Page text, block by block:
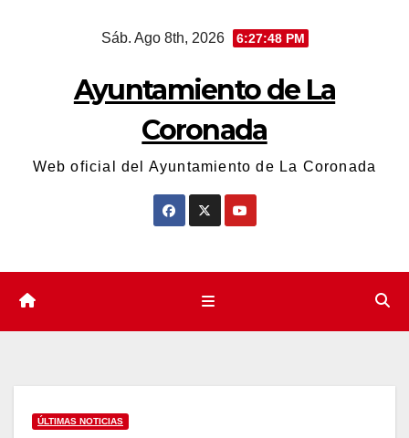
Sáb. Ago 8th, 2026 6:27:48 PM
Ayuntamiento de La
Coronada
Web oficial del Ayuntamiento de La Coronada
ÚLTIMAS NOTICIAS